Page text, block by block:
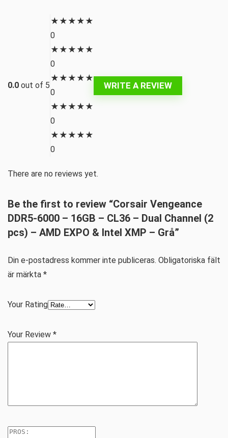
0.0 out of 5
★ ★ ★ ★ ★
0
★ ★ ★ ★ ★
0
★ ★ ★ ★ ★
0
★ ★ ★ ★ ★
0
★ ★ ★ ★ ★
0
WRITE A REVIEW
There are no reviews yet.
Be the first to review “Corsair Vengeance
DDR5-6000 – 16GB – CL36 – Dual Channel (2
pcs) – AMD EXPO & Intel XMP – Grå”
Din e-postadress kommer inte publiceras. Obligatoriska fält
är märkta *
Your Rating
Your Review *